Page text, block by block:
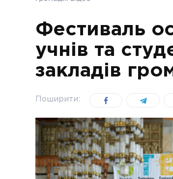
УКРАЇНА
Фестиваль
учнів та
закладів
Поширити: